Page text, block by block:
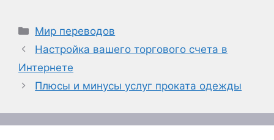
Рубрики
Мир переводов
Настройка вашего торгового счета в
Интернете
Плюсы и минусы услуг проката одежды